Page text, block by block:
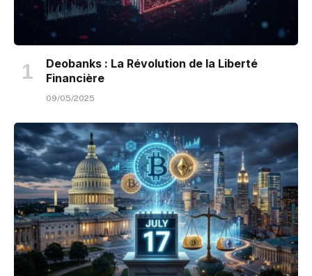
Deobanks : La Révolution de la Liberté
Financière
09/05/2025